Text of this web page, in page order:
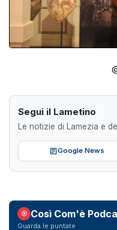
Segui il Lametino
Le notizie di Lamezia e
Google News
Così Com'è
Guarda le puntate